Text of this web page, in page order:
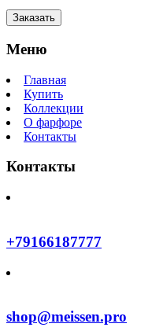
Заказать
Меню
Главная
Купить
Коллекции
О фарфоре
Контакты
Контакты
+79166187777
shop@meissen.pro